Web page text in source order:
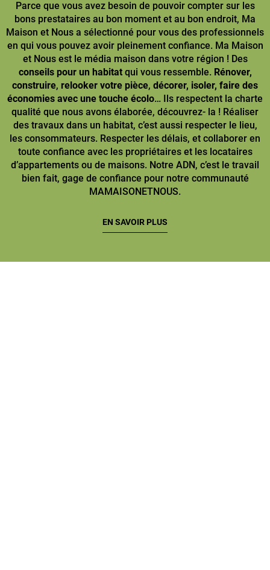
Parce que vous avez besoin de pouvoir compter sur les
bons prestataires au bon moment et au bon endroit, Ma
Maison et Nous a sélectionné pour vous des professionnels
en qui vous pouvez avoir pleinement confiance. Ma Maison
et Nous est le média maison dans votre région ! Des
conseils pour un habitatqui vous ressemble. Rénover,
construire, relooker votre pièce, décorer, isoler, faire des
économies avec une touche écolo… Ils respectent la charte
qualité que nous avons élaborée, découvrez- la ! Réaliser
des travaux dans un habitat, c’est aussi respecter le lieu,
les consommateurs. Respecter les délais, et collaborer en
toute confiance avec les propriétaires et les locataires
d’appartements ou de maisons. Notre ADN, c’est le travail
bien fait, gage de confiance pour notre communauté
MAMAISONETNOUS.
EN SAVOIR PLUS